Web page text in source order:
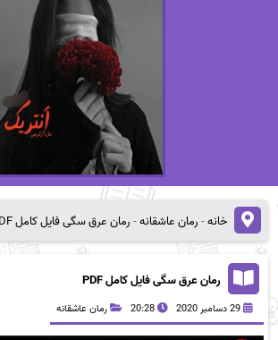
خانه-رمان عاشقانه-رمان عرق سگی فایل کامل PDF
رمان عرق سگی فایل کامل PDF
29 دسامبر 2020 20:28 رمان عاشقانه